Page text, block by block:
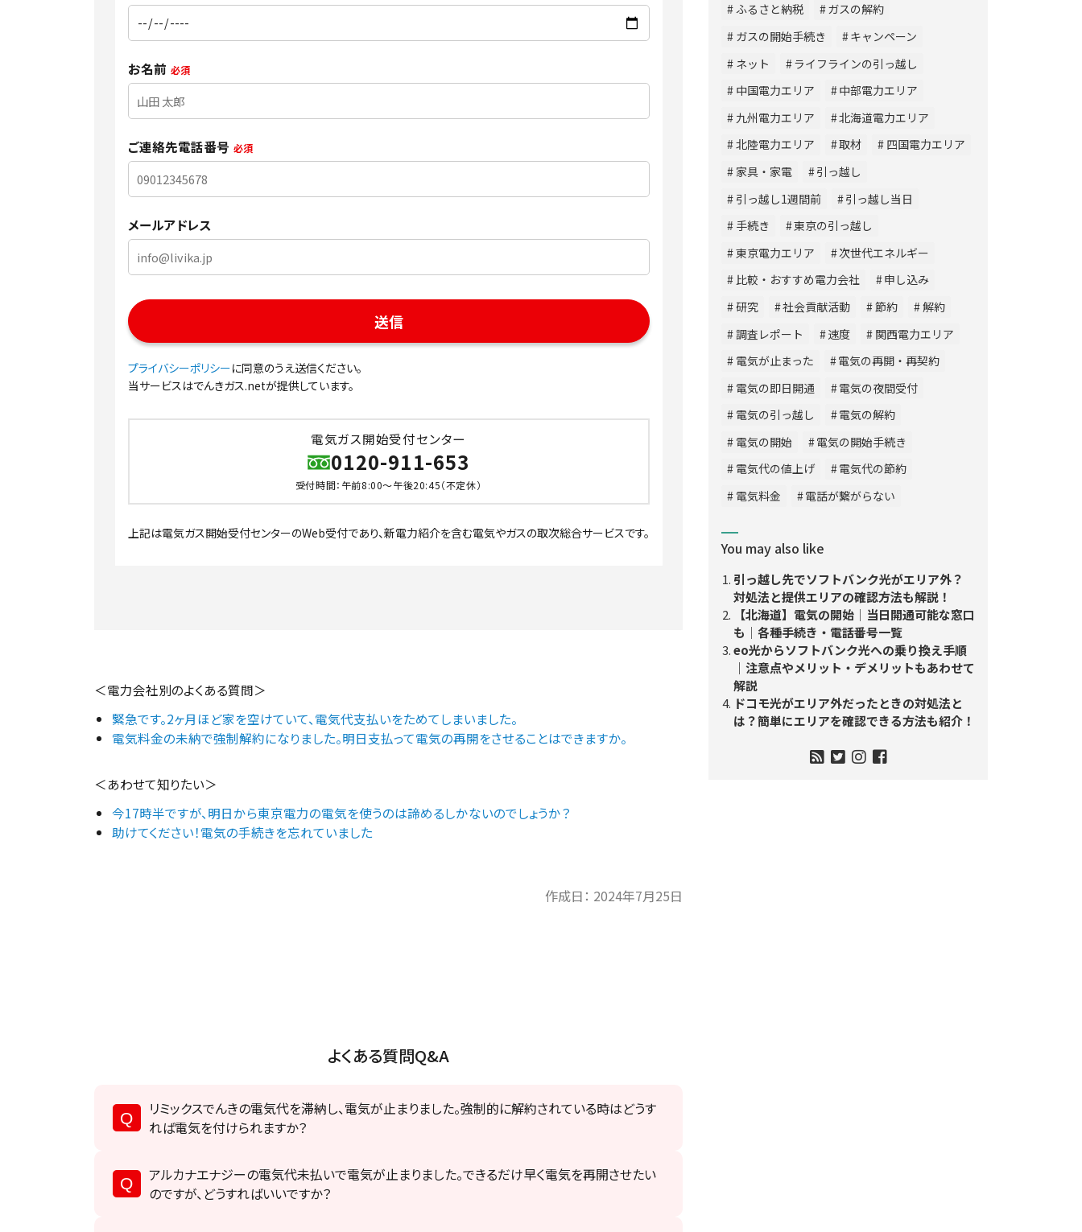
お名前 必須
ご連絡先電話番号 必須
メールアドレス
プライバシーポリシーに同意のうえ送信ください。
当サービスはでんきガス.netが提供しています。
電気ガス開始受付センター
0120-911-653
受付時間：午前8:00～午後20:45（不定休）
上記は電気ガス開始受付センターのWeb受付であり、新電力紹介を含む電気やガスの取次総合サービスです。
＜電力会社別のよくある質問＞
緊急です。2ヶ月ほど家を空けていて、電気代支払いをためてしまいました。
電気料金の未納で強制解約になりました。明日支払って電気の再開をさせることはできますか。
＜あわせて知りたい＞
今17時半ですが、明日から東京電力の電気を使うのは諦めるしかないのでしょうか？
助けてください！電気の手続きを忘れていました
作成日： 2024年7月25日
よくある質問Q&A
リミックスでんきの電気代を滞納し、電気が止まりました。強制的に解約されている時はどうす
れば電気を付けられますか？
アルカナエナジーの電気代未払いで電気が止まりました。できるだけ早く電気を再開させたい
のですが、どうすればいいですか？
ふるさと納税
ガスの解約
ガスの開始手続き
キャンペーン
ネット
ライフラインの引っ越し
中国電力エリア
中部電力エリア
九州電力エリア
北海道電力エリア
北陸電力エリア
取材
四国電力エリア
家具・家電
引っ越し
引っ越し1週間前
引っ越し当日
手続き
東京の引っ越し
東京電力エリア
次世代エネルギー
比較・おすすめ電力会社
申し込み
研究
社会貢献活動 節約
解約
調査レポート
速度
関西電力エリア
電気が止まった
電気の再開・再契約
電気の即日開通
電気の夜間受付
電気の引っ越し
電気の解約
電気の開始
電気の開始手続き
電気代の値上げ
電気代の節約
電気料金
電話が繋がらない
You may also like
引っ越し先でソフトバンク光がエリア外？
対処法と提供エリアの確認方法も解説！
【北海道】電気の開始│当日開通可能な窓口
も│各種手続き・電話番号一覧
eo光からソフトバンク光への乗り換え手順
｜注意点やメリット・デメリットもあわせて
解説
ドコモ光がエリア外だったときの対処法と
は？簡単にエリアを確認できる方法も紹介！